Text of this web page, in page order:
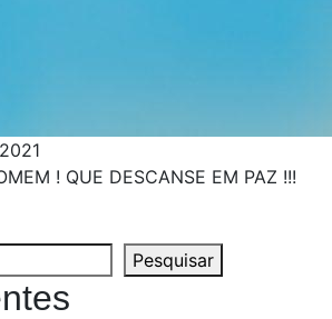
! QUE DESCANSE EM PAZ !!!
Pesquisar